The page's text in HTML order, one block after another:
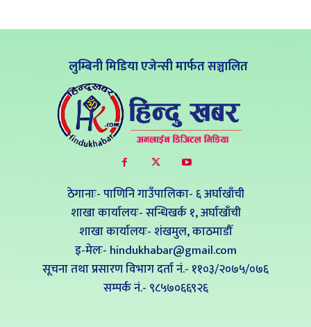
लुम्बिनी मिडिया एजेन्सी मार्फत सञ्चालित
ठेगानाः- पाणिनि गाउँपालिका- ६ अर्घाखाँची
शाखा कार्यालयः- सन्धिखर्क १, अर्घाखाँची
शाखा कार्यालयः- शंखमुल, काठमाडौँ
इ-मेलः- hindukhabar@gmail.com
सूचना तथा प्रसारण विभाग दर्ता नं.- ११०३/२०७५/०७६
सम्पर्क नं‍.- ९८५७०६६९२६